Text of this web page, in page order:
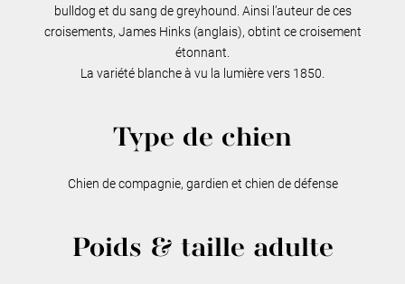
bulldog et du sang de greyhound. Ainsi l’auteur de ces
croisements, James Hinks (anglais), obtint ce croisement
étonnant.
La variété blanche à vu la lumière vers 1850.
Type de chien
Chien de compagnie, gardien et chien de défense
Poids & taille adulte